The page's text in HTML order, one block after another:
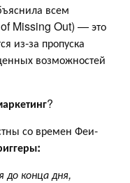
всем
Missing Out) — это
из‑за пропуска
возможностей
?
со времен Феи-
до конца дня,